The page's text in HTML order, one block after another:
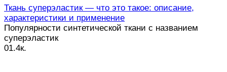
Ткань суперэластик — что это такое: описание,
характеристики и применение
Популярности синтетической ткани с названием
суперэластик
01.4к.